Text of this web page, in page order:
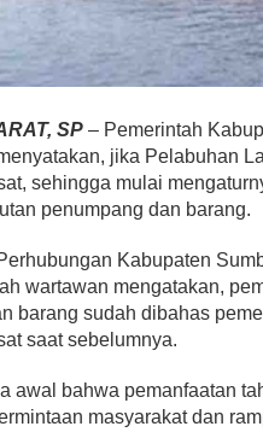
SP – Pemerintah
jika Pelabuhan
sehingga mulai
penumpang dan barang.
Kabupaten
wartawan mengatakan,
barang sudah dibahas
saat sebelumnya.
awal bahwa pemanfaatan
masyarakat dan